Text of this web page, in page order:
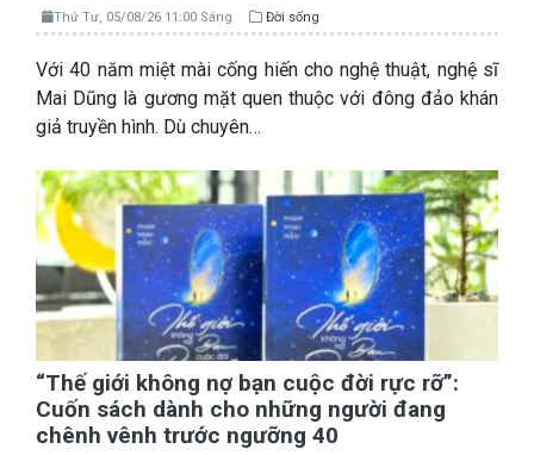
Thứ Tư, 05/08/26 11:00 Sáng Đời sống
Với 40 năm miệt mài cống hiến cho nghệ thuật, nghệ sĩ
Mai Dũng là gương mặt quen thuộc với đông đảo khán
giả truyền hình. Dù chuyên…
“Thế giới không nợ bạn cuộc đời rực rỡ”:
Cuốn sách dành cho những người đang
chênh vênh trước ngưỡng 40